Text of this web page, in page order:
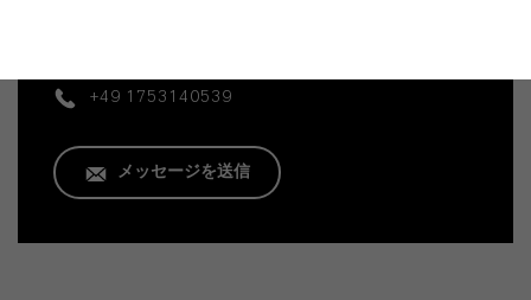
+49 1753140539
メッセージを送信